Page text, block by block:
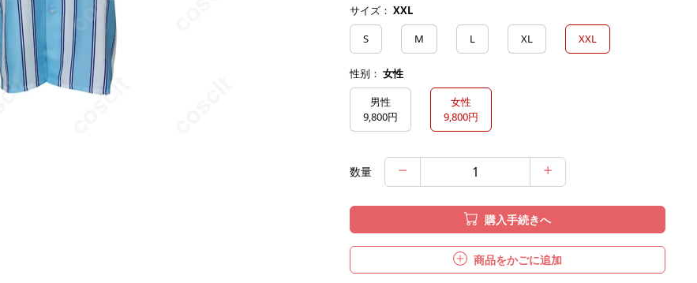
サイズ： XXL
S
M L XL XXL
性别： 女性
男性
9,800円
女性
9,800円
数量
購入手続きへ
商品をかごに追加